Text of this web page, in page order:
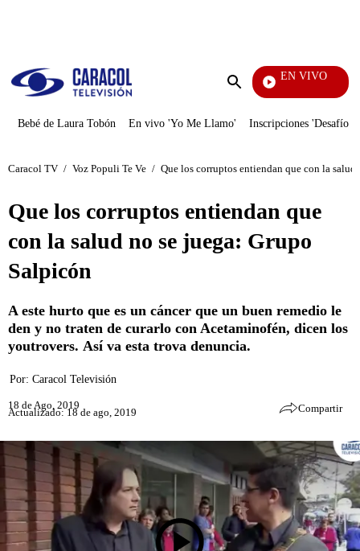
Enviar
EN VIVO
EFÉ
Bebé de Laura Tobón En vivo 'Yo Me Llamo' Inscripciones 'Desafío'
Caracol TV / Voz Populi Te Ve / Que los corruptos entiendan que con la
Que los corruptos entiendan que
con la salud no se juega: Grupo
Salpicón
A este hurto que es un cáncer que un buen remedio le
den y no traten de curarlo con Acetaminofén, dicen los
youtrovers. Así va esta trova denuncia.
Por: Caracol Televisión
18 de Ago, 2019
Actualizado: 18 de ago, 2019 Compartir